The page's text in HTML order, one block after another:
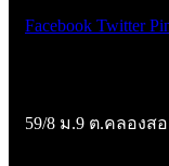
Facebook Twitter
59/8 ม.9 ต.คลองส